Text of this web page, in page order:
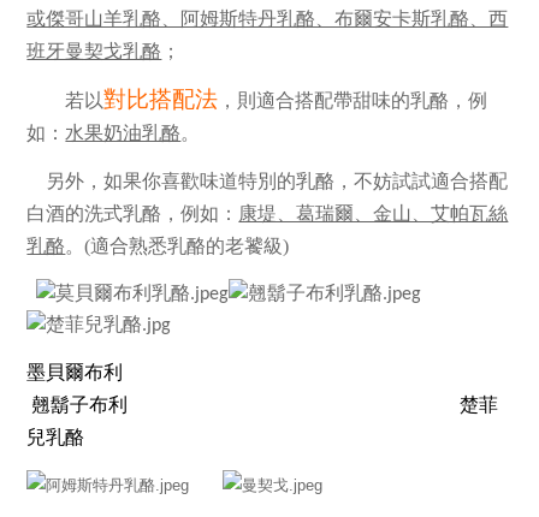
或傑哥山羊乳酪、阿姆斯特丹乳酪、布爾安卡斯乳酪、西
班牙曼契戈乳酪 ；
若以對比搭配法 ，則適合搭配帶甜味的乳酪，例
如： 水果奶油乳酪。
另外，如果你喜歡味道特別的乳酪，不妨試試適合搭配
白酒的洗式乳酪，例如： 康堤、葛瑞爾、金山、艾帕瓦絲
乳酪。(適合熟悉乳酪的老饕級)
墨貝爾布利
翹鬍子布利
楚菲
兒乳酪